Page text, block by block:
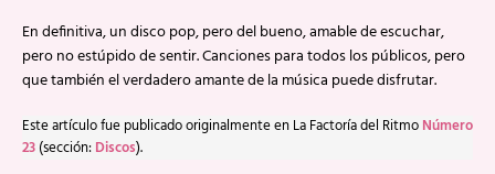
En definitiva, un disco pop, pero del bueno, amable de escuchar,
pero no estúpido de sentir. Canciones para todos los públicos, pero
que también el verdadero amante de la música puede disfrutar.
Este artículo fue publicado originalmente en La Factoría del Ritmo Número
23 (sección: Discos).